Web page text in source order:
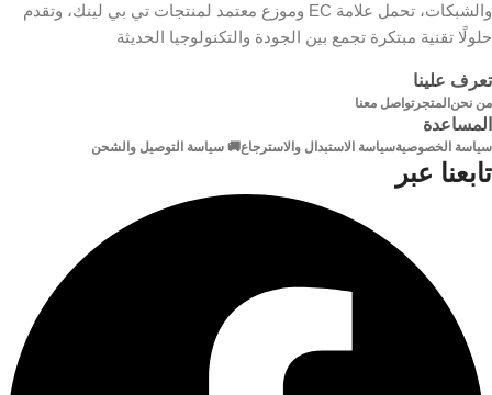
متوافق
WIN7،8.1 / 10 و Mac OS
480 ميجابت في الثانية
التصنيع
المواد المعدنية للوصلات
والشبكات، تحمل علامة EC وموزع معتمد لمنتجات تي بي لينك، وتقدم
حلولًا تقنية مبتكرة تجمع بين الجودة والتكنولوجيا الحديثة
تعرف علينا
من نحن المتجرتواصل معنا
المساعدة
سياسة الخصوصيةسياسة الاستبدال والاسترجاع🚚 سياسة التوصيل والشحن
تابعنا عبر